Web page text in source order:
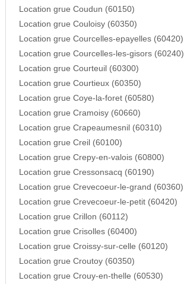
Location grue Coudun (60150)
Location grue Couloisy (60350)
Location grue Courcelles-epayelles (60420)
Location grue Courcelles-les-gisors (60240)
Location grue Courteuil (60300)
Location grue Courtieux (60350)
Location grue Coye-la-foret (60580)
Location grue Cramoisy (60660)
Location grue Crapeaumesnil (60310)
Location grue Creil (60100)
Location grue Crepy-en-valois (60800)
Location grue Cressonsacq (60190)
Location grue Crevecoeur-le-grand (60360)
Location grue Crevecoeur-le-petit (60420)
Location grue Crillon (60112)
Location grue Crisolles (60400)
Location grue Croissy-sur-celle (60120)
Location grue Croutoy (60350)
Location grue Crouy-en-thelle (60530)